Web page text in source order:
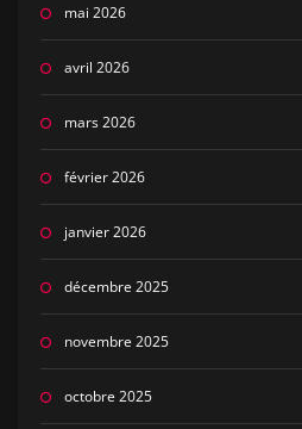
mai 2026
avril 2026
mars 2026
février 2026
janvier 2026
décembre 2025
novembre 2025
octobre 2025